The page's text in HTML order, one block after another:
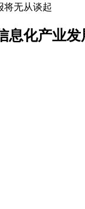
将无从谈起
息化产业